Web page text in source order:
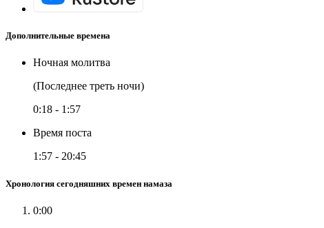
Дополнительные времена
Ночная молитва
(Последнее треть ночи)
0:18 - 1:57
Время поста
1:57 - 20:45
Хронология сегодняшних времен намаза
0:00